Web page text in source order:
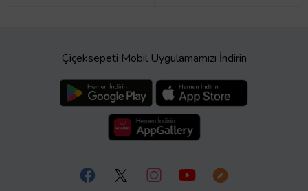
Çiçeksepeti Mobil Uygulamamızı İndirin